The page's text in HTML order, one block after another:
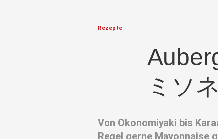
Rezepte
ミソ
Von Okonomiyaki bis
Regel gerne Mayonnaise